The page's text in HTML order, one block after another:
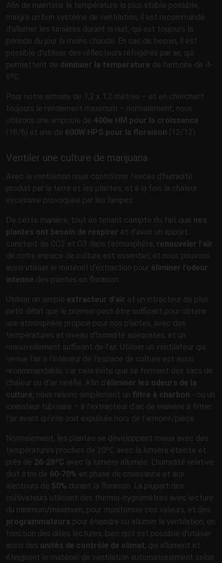
Afin de maintenir la température la plus stable possible,
malgré un bon système de ventilation, il est recommandé
d’allumer les lumières durant la nuit, qui est toujours la
période du jour la moins chaude. En cas de besoin, il est
possible d’utiliser des réflecteurs réfrigérés par air, qui
permettent de diminuer la température de l’armoire de 4-
6ºC.
Pour notre armoire de 1,2 x 1,2 mètres – et en cherchant
toujours le rendement maximum – normalement, nous
utilisons une ampoule de 400w HM pour la croissance
(18/6) et une de 600W HPS pour la floraison (12/12).
Ventiler une culture de marijuana
Avec la ventilation nous contrôlons l’excès d’humidité
produit par la terre et les plantes, et à la fois la chaleur
excessive provoquée par les lampes.
De cette manière, tout en tenant compte du fait que nos
plantes ont besoin de respirer et d’avoir un apport
constant de CO2 et O2 dans l’atmosphère, renouveler l’air
de notre espace de culture est essentiel, et nous pouvons
aussi utiliser le matériel d’extraction pour éliminer l’odeur
intense des plantes en floraison.
Utiliser un simple extracteur d’air et un intracteur de plus
petit débit que le premier peut être suffisant pour obtenir
une atmosphère propice pour nos plantes, avec des
températures et niveau d’humidité adéquates, et un
renouvellement suffisant de l’air. Utiliser un ventilateur qui
remue l’air à l’intérieur de l’espace de culture est aussi
recommandable, car cela évite que se forment des sacs de
chaleur ou d’air raréfié. Afin d’éliminer les odeurs de la
culture, nous relions simplement un filtre à charbon - ou un
ionisateur tubulaire – à l’extracteur d’air, de manière à filtrer
l’air avant qu’elle soit expulsée hors de l’armoire/pièce.
Normalement, les plantes se développent mieux avec des
températures proches de 20ºC avec la lumière éteinte et
près de 26-28ºC avec la lumière allumée. L’humidité relative
doit être de 60-70% en phase de croissance et aux
alentours de 50% durant la floraison. La plupart des
cultivateurs utilisent des thermo-hygromètres avec lecture
du minimum/maximum, pour monitoriser ces valeurs, et des
programmateurs pour éteindre ou allumer la ventilation, en
fonction des dites lectures, bien qu’il est possible d’utiliser
aussi des unités de contrôle de climat, qui allument et
éteignent le matériel de ventilation automatiquement selon